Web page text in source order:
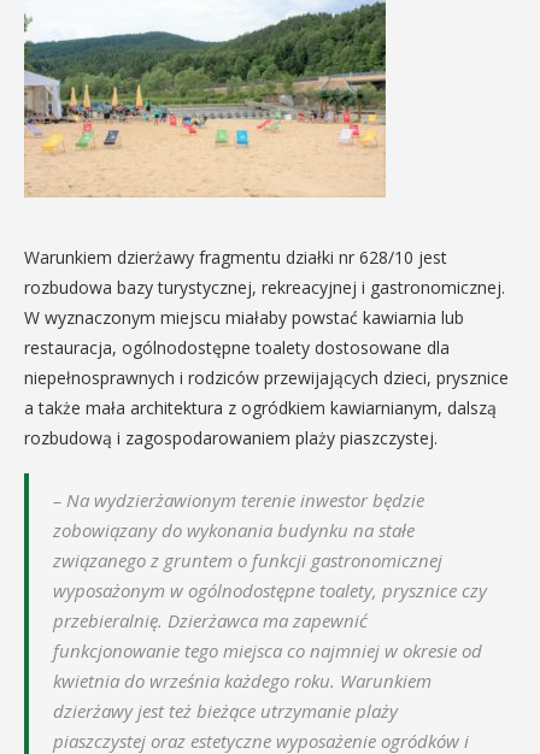
Warunkiem dzierżawy fragmentu działki nr 628/10 jest
rozbudowa bazy turystycznej, rekreacyjnej i gastronomicznej.
W wyznaczonym miejscu miałaby powstać kawiarnia lub
restauracja, ogólnodostępne toalety dostosowane dla
niepełnosprawnych i rodziców przewijających dzieci, prysznice
a także mała architektura z ogródkiem kawiarnianym, dalszą
rozbudową i zagospodarowaniem plaży piaszczystej.
– Na wydzierżawionym terenie inwestor będzie
zobowiązany do wykonania budynku na stałe
związanego z gruntem o funkcji gastronomicznej
wyposażonym w ogólnodostępne toalety, prysznice czy
przebieralnię. Dzierżawca ma zapewnić
funkcjonowanie tego miejsca co najmniej w okresie od
kwietnia do września każdego roku. Warunkiem
dzierżawy jest też bieżące utrzymanie plaży
piaszczystej oraz estetyczne wyposażenie ogródków i